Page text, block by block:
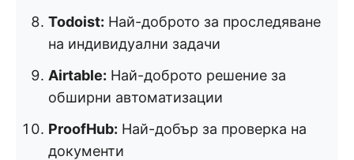
Todoist: Най-доброто за проследяване
на индивидуални задачи
Airtable: Най-доброто решение за
обширни автоматизации
ProofHub: Най-добър за проверка на
документи